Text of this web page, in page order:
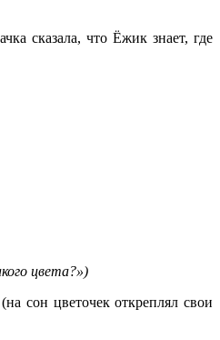
сказала, что Ёжик знает, где
цвета?»)
сон цветочек откреплял свои